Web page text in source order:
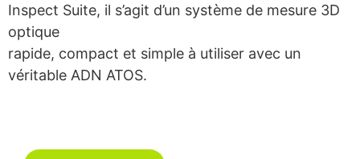
Inspect Suite, il s’agit d’un système de mesure 3D
optique
rapide, compact et simple à utiliser avec un
véritable ADN ATOS.